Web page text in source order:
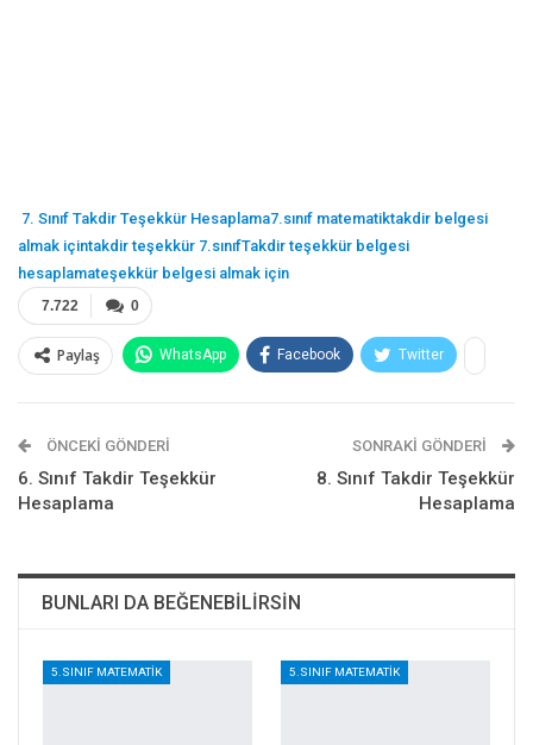
7. Sınıf Takdir Teşekkür Hesaplama7.sınıf matematiktakdir belgesi
almak içintakdir teşekkür 7.sınıfTakdir teşekkür belgesi
hesaplamateşekkür belgesi almak için
0
7.722
Paylaş WhatsApp Facebook Twitter
ReddIt
ÖNCEKI GÖNDERI
6. Sınıf Takdir Teşekkür
Hesaplama
SONRAKI GÖNDERI
8. Sınıf Takdir Teşekkür
Hesaplama
BUNLARI DA BEĞENEBILIRSIN
5.SINIF MATEMATIK 5.SINIF MATEMATIK